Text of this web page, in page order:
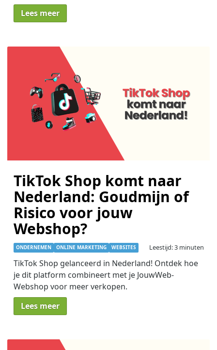
Lees meer
TikTok Shop komt naar
Nederland: Goudmijn of
Risico voor jouw
Webshop?
ONDERNEMEN ONLINE MARKETING WEBSITES Leestijd: 3 minuten
TikTok Shop gelanceerd in Nederland! Ontdek hoe
je dit platform combineert met je JouwWeb-
Webshop voor meer verkopen.
Lees meer